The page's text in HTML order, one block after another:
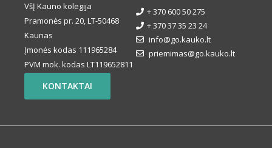
VšĮ Kauno kolegija
Pramonės pr. 20, LT-50468
Kaunas
Įmonės kodas 111965284
PVM mok. kodas LT119652811
+ 370 600 50 275
+ 370 37 35 23 24
info@go.kauko.lt
priemimas@go.kauko.lt
KONTAKTAI